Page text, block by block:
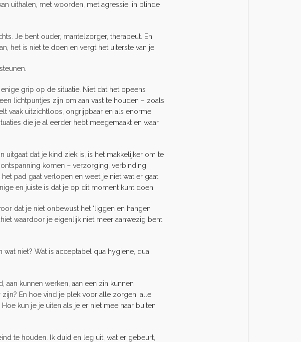
uithalen, met woorden, met agressie, in blinde
Je bent ouder, mantelzorger, therapeut. En
het is niet te doen en vergt het uiterste van je.
grip op de situatie. Niet dat het opeens
lichtpuntjes zijn om aan vast te houden – zoals
vaak uitzichtloos, ongrijpbaar en als enorme
die je al eerder hebt meegemaakt en waar
uitgaat dat je kind ziek is, is het makkelijker om te
komen – verzorging, verbinding.
pad gaat verlopen en weet je niet wat er gaat
en juiste is dat je op dit moment kunt doen.
dat je niet onbewust het ‘liggen en hangen’
waardoor je eigenlijk niet meer aanwezig bent.
niet? Wat is acceptabel qua hygiene, qua
kunnen werken, aan een zin kunnen
En hoe vind je plek voor alle zorgen, alle
kun je je uiten als je er niet mee naar buiten
te houden. Ik duid en leg uit, wat er gebeurt,